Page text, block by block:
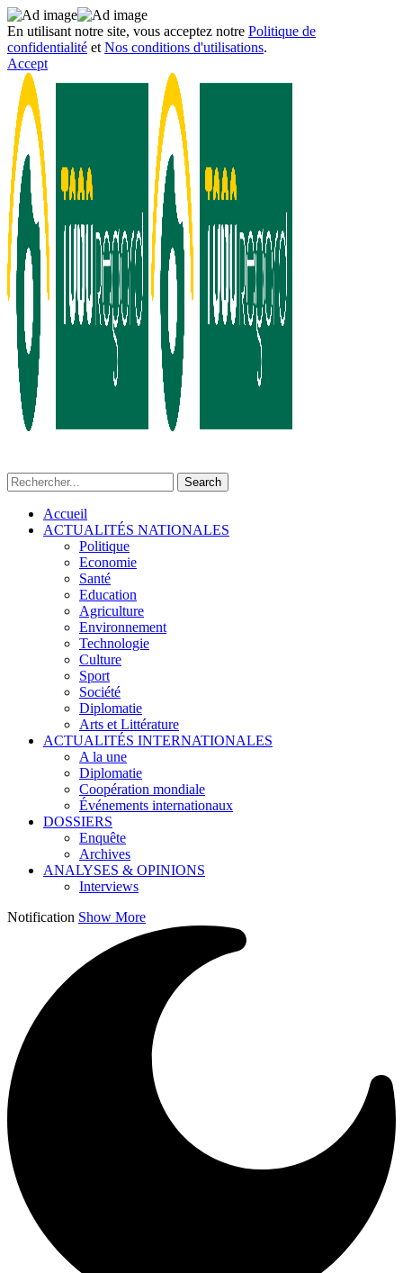
En utilisant notre site, vous acceptez notre Politique de
confidentialité et Nos conditions d'utilisations.
Accept
Accueil
ACTUALITÉS NATIONALES
Politique
Economie
Santé
Education
Agriculture
Environnement
Technologie
Culture
Sport
Société
Diplomatie
Arts et Littérature
ACTUALITÉS INTERNATIONALES
A la une
Diplomatie
Coopération mondiale
Événements internationaux
DOSSIERS
Enquête
Archives
ANALYSES & OPINIONS
Interviews
Notification Show More